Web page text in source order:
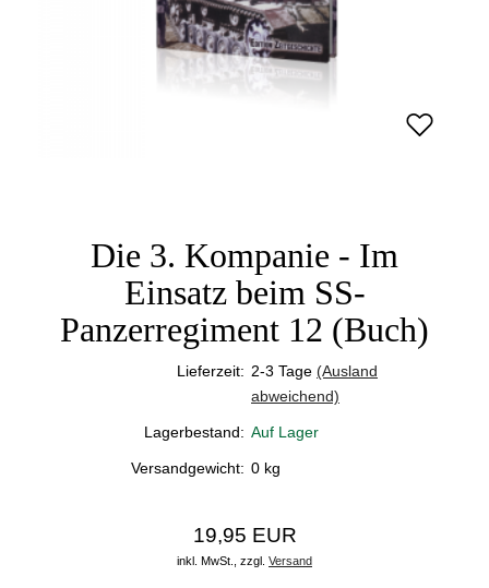
Die 3. Kompanie - Im
Einsatz beim SS-
Panzerregiment 12 (Buch)
Lieferzeit: 2-3 Tage (Ausland
abweichend)
Lagerbestand: Auf Lager
Versandgewicht: 0 kg
19,95 EUR
inkl. MwSt., zzgl. Versand